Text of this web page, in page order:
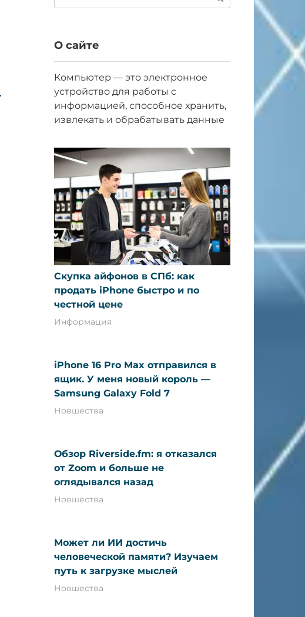
О сайте
Компьютер — это электронное
устройство для работы с
информацией, способное хранить,
извлекать и обрабатывать данные
Скупка айфонов в СПб: как
продать iPhone быстро и по
честной цене
Информация
iPhone 16 Pro Max отправился в
ящик. У меня новый король —
Samsung Galaxy Fold 7
Новшества
Обзор Riverside.fm: я отказался
от Zoom и больше не
оглядывался назад
Новшества
Может ли ИИ достичь
человеческой памяти? Изучаем
путь к загрузке мыслей
Новшества